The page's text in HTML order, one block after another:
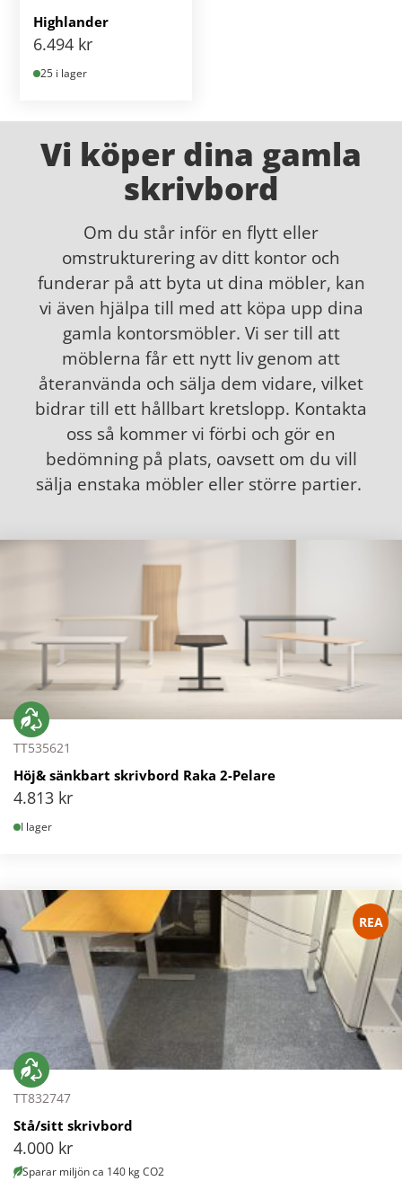
Highlander
6.494 kr
25 i lager
Vi köper dina gamla
skrivbord
Om du står inför en flytt eller
omstrukturering av ditt kontor och
funderar på att byta ut dina möbler, kan
vi även hjälpa till med att köpa upp dina
gamla kontorsmöbler. Vi ser till att
möblerna får ett nytt liv genom att
återanvända och sälja dem vidare, vilket
bidrar till ett hållbart kretslopp. Kontakta
oss så kommer vi förbi och gör en
bedömning på plats, oavsett om du vill
sälja enstaka möbler eller större partier.
TT535621
Höj& sänkbart skrivbord Raka 2-Pelare
4.813 kr
I lager
REA
TT832747
Stå/sitt skrivbord
4.000 kr
Sparar miljön ca 140 kg CO2